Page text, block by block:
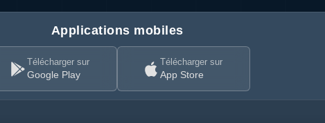
Applications mobiles
Télécharger sur
Google Play
Télécharger sur
App Store